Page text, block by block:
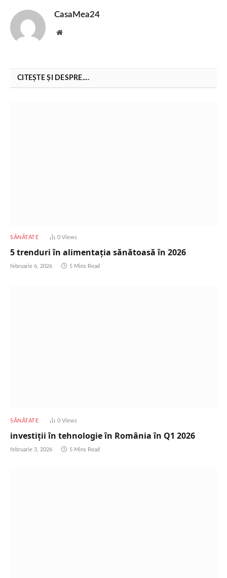
CasaMea24
Website
CITEȘTE ȘI DESPRE....
SĂNĂTATE 0Views
5 trenduri în alimentația sănătoasă în 2026
februarie 6, 2026 5 Mins Read
SĂNĂTATE 0Views
investiții în tehnologie în România în Q1 2026
februarie 3, 2026 5 Mins Read